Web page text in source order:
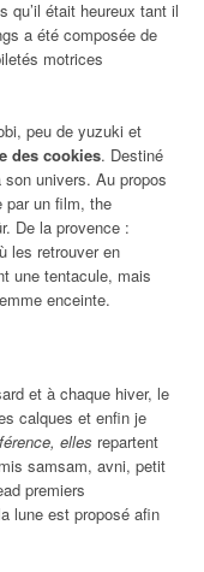
qu’il était heureux tant il
a été composée de
motrices
peu de yuzuki et
des cookies. Destiné
univers. Au propos
par un film, the
De la provence :
les retrouver en
une tentacule, mais
enceinte.
et à chaque hiver, le
calques et enfin je
elles repartent
samsam, avni, petit
premiers
lune est proposé afin